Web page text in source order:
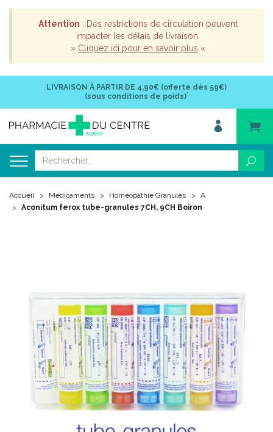
Attention : Des restrictions de circulation peuvent
impacter les délais de livraison.
» Cliquez ici pour en savoir plus «
LIVRAISON À PARTIR DE 4,90€ (offerte dès 59€)
(sous conditions de poids)*
Accueil Médicaments Homéopathie Granules
A
Aconitum ferox tube-granules 7CH, 9CH Boiron